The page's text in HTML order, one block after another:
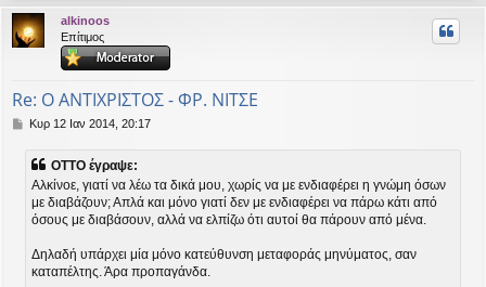
ρ
alkinoos
Επίτιμος
Re: Ο ΑΝΤΙΧΡΙΣΤΟΣ - ΦΡ. ΝΙΤΣΕ
Δ
σ
Κυρ 12 Ιαν 2014, 20:17
OTTO έγραψε:
Αλκίνοε, γιατί να λέω τα δικά μου, χωρίς να με ενδιαφέρει η γνώμη όσων
με διαβάζουν; Απλά και μόνο γιατί δεν με ενδιαφέρει να πάρω κάτι από
όσους με διαβάσουν, αλλά να ελπίζω ότι αυτοί θα πάρουν από μένα.
Δηλαδή υπάρχει μία μόνο κατεύθυνση μεταφοράς μηνύματος, σαν
καταπέλτης. Άρα προπαγάνδα.